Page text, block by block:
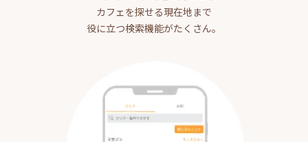
カフェを探せる現在地まで
役に立つ検索機能がたくさん。